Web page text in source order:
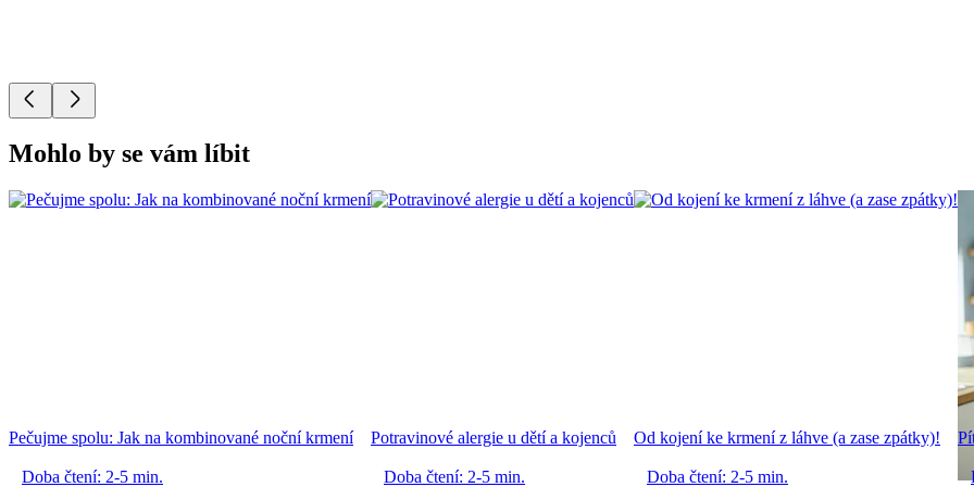
Mohlo by se vám líbit
Pečujme spolu: Jak na kombinované noční krmení
Doba čtení: 2-5 min.
Potravinové alergie u dětí a kojenců
Doba čtení: 2-5 min.
Od kojení ke krmení z láhve (a zase zpátky)!
Doba čtení: 2-5 min.